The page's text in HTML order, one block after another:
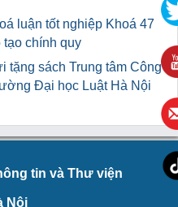
luận tốt nghiệp Khoá 47
chính quy
tặng sách Trung tâm Công
Đại học Luật Hà Nội
tin và Thư viện
Nội